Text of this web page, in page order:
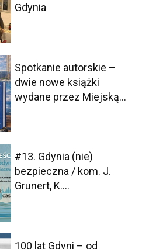
Gdynia
Spotkanie autorskie –
dwie nowe książki
wydane przez Miejską...
#13. Gdynia (nie)
bezpieczna / kom. J.
Grunert, K....
100 lat Gdyni – od